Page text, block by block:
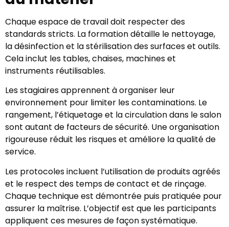
Chaque espace de travail doit respecter des
standards stricts. La formation détaille le nettoyage,
la désinfection et la stérilisation des surfaces et outils.
Cela inclut les tables, chaises, machines et
instruments réutilisables.
Les stagiaires apprennent à organiser leur
environnement pour limiter les contaminations. Le
rangement, l’étiquetage et la circulation dans le salon
sont autant de facteurs de sécurité. Une organisation
rigoureuse réduit les risques et améliore la qualité de
service.
Les protocoles incluent l’utilisation de produits agréés
et le respect des temps de contact et de rinçage.
Chaque technique est démontrée puis pratiquée pour
assurer la maîtrise. L’objectif est que les participants
appliquent ces mesures de façon systématique.